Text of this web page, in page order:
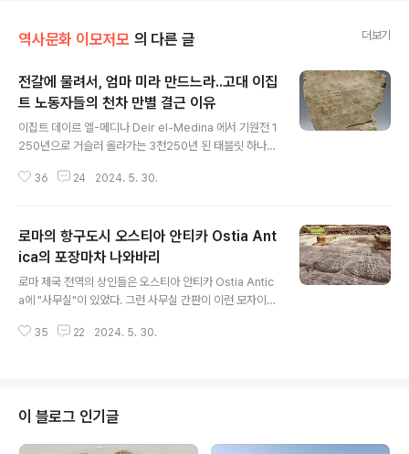
역사문화 이모저모 의 다른 글 더보기
전갈에 물려서, 엄마 미라 만드느라..고대 이집
트 노동자들의 천차 만별 결근 이유
이집트 데이르 엘-메디나 Deir el-Medina 에서 기원전 1
250년으로 거슬러 올라가는 3천250년 된 태블릿 하나가
동자들이 출근하지 않은 이유에 대한 설명 목록이 담겨 있
이 열을 지어 나타나고, 다른 한쪽에는 날짜가 검은색으로
가로로 적혀 있다. 많은 날짜에는 "병", "사장을 위해 일하
기", "맥주 양조", "우리 엄마 미라 만들기", "전갈에 물
림"과 같이 노동자의 부재를 설명하는 빨간색 주석이 포함
참조할 가능성이 가장 높다. 역사적 증거에 따르면 일일 ..
36 24 2024. 5. 30.
로마의 항구도시 오스티아 안티카 Ostia Ant
ica의 포장마차 나와바리
로마 제국 전역의 상인들은 오스티아 안티카 Ostia Antic
a에 "사무실"이 있었다. 그런 사무실 간판이 이런 모자이크
로 아우구스투스 Augustus 시대에 로마 제국의 상업과
마에 꼭 필요한 곳이었다. 상인들은 곡물과 운송 서비스부
터 심지어 코끼리와 기린까지 무엇이든 팔기 위해 이곳에
모였다. 서기 2세기에 재건된 이 기업 포룸은 로마제국을
35 22 2024. 5. 30.
이 블로그 인기글